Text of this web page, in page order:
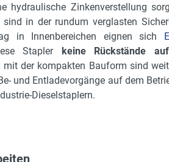
hydraulische Zinkenverstellung
sind in der rundum verglasten
in Innenbereichen eignen sich
Stapler
keine Rückstände
der kompakten Bauform sind
und Entladevorgänge auf dem
Dieselstaplern.